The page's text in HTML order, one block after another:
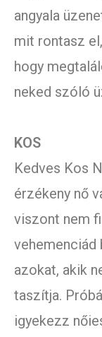
angyala
mit rontasz
hogy
neked szóló
KOS
Kedves Kos
érzékeny nő
viszont nem
vehemenciád
azokat, akik
taszítja.
igyekezz